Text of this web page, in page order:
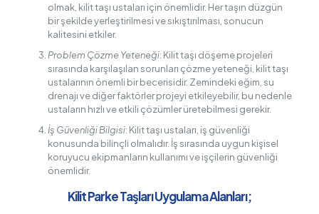
olmak, kilit taşı ustaları için önemlidir. Her taşın düzgün
bir şekilde yerleştirilmesi ve sıkıştırılması, sonucun
kalitesini etkiler.
Problem Çözme Yeteneği: Kilit taşı döşeme projeleri
sırasında karşılaşılan sorunları çözme yeteneği, kilit taşı
ustalarının önemli bir becerisidir. Zemindeki eğim, su
drenajı ve diğer faktörler projeyi etkileyebilir, bu nedenle
ustaların hızlı ve etkili çözümler üretebilmesi gerekir.
İş Güvenliği Bilgisi: Kilit taşı ustaları, iş güvenliği
konusunda bilinçli olmalıdır. İş sırasında uygun kişisel
koruyucu ekipmanların kullanımı ve işçilerin güvenliği
önemlidir.
Kilit Parke Taşları Uygulama Alanları;